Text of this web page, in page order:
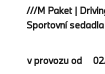
///M Paket |
Sportovní
v provozu od